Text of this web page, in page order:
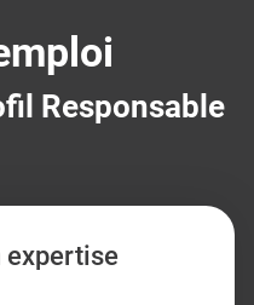
Responsable
expertise